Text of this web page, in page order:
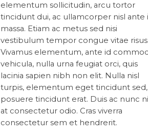
elementum sollicitudin, arcu tortor
tincidunt dui, ac ullamcorper nisl ante
massa. Etiam ac metus sed nisi
vestibulum tempor congue vitae risus.
Vivamus elementum, ante id
vehicula, nulla urna feugiat orci, quis
lacinia sapien nibh non elit. Nulla nisl
turpis, elementum eget tincidunt sed,
posuere tincidunt erat. Duis ac nunc
at consectetur odio. Cras viverra
consectetur sem et hendrerit.